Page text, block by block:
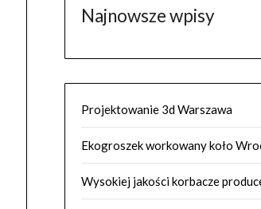
Najnowsze wpisy
Projektowanie 3d Warszawa
Ekogroszek workowany koło
Wysokiej jakości korbacze